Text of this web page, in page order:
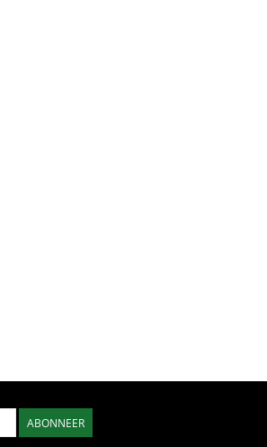
ABONNEER